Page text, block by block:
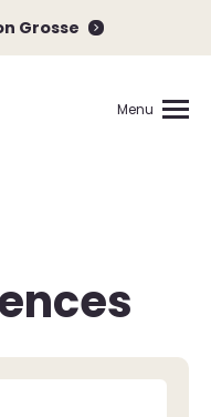
Grosse
Menu